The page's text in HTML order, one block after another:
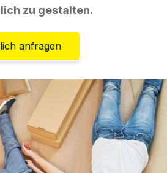
zu gestalten.
anfragen